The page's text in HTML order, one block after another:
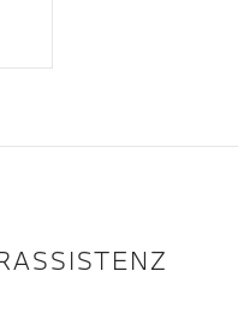
ÜBER DIE